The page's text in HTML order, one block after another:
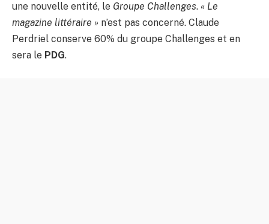
une nouvelle entité, le Groupe Challenges. « Le
magazine littéraire » n’est pas concerné. Claude
Perdriel conserve 60% du groupe Challenges et en
sera le PDG.